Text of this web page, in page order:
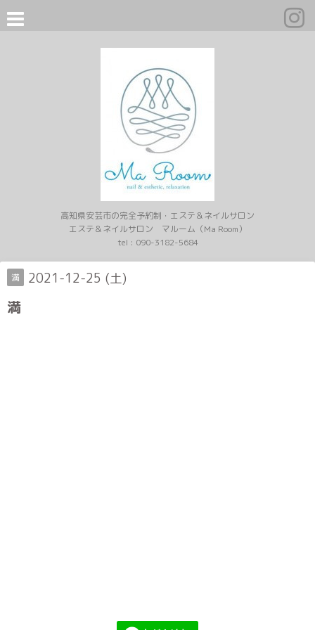
高知県安芸市の完全予約制・エステ＆ネイルサロン
エステ＆ネイルサロン マルーム（Ma Room）
tel : 090-3182-5684
満 2021-12-25 (土)
満